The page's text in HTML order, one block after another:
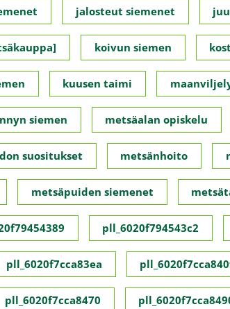
jalosteut siemenet
koivun siemen
kuusen taimi
siemen metsäalan opiskelu
suositukset metsänhoito
metsäpuiden siemenet
pll_6020f794543c2
pll_6020f7cca83ea
pll_6020f7cca8470